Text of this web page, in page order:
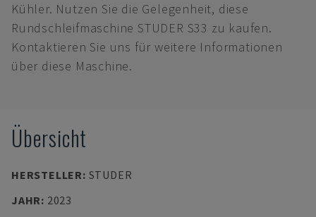
Kühler. Nutzen Sie die Gelegenheit, diese
Rundschleifmaschine STUDER S33 zu kaufen.
Kontaktieren Sie uns für weitere Informationen
über diese Maschine.
Übersicht
HERSTELLER: STUDER
JAHR: 2023